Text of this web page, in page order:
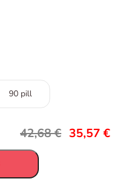
90 pill
42,68€ 35,57 €